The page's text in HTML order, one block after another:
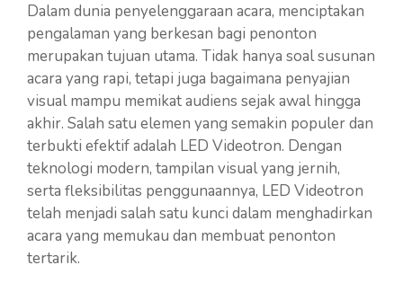
Dalam dunia penyelenggaraan acara, menciptakan
pengalaman yang berkesan bagi penonton
merupakan tujuan utama. Tidak hanya soal susunan
acara yang rapi, tetapi juga bagaimana penyajian
visual mampu memikat audiens sejak awal hingga
akhir. Salah satu elemen yang semakin populer dan
terbukti efektif adalah LED Videotron. Dengan
teknologi modern, tampilan visual yang jernih,
serta fleksibilitas penggunaannya, LED Videotron
telah menjadi salah satu kunci dalam menghadirkan
acara yang memukau dan membuat penonton
tertarik.